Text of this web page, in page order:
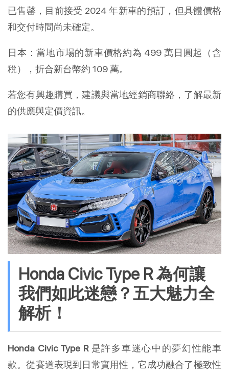
已售罄，目前接受 2024 年新車的預訂，但具體價格
和交付時間尚未確定。
日本：當地市場的新車價格約為 499 萬日圓起（含
稅），折合新台幣約 109 萬。
若您有興趣購買，建議與當地經銷商聯絡，了解最新
的供應與定價資訊。
Honda Civic Type R 為何讓
我們如此迷戀？五大魅力全
解析！
Honda Civic Type R是許多車迷心中的夢幻性能車
款。從賽道表現到日常實用性，它成功融合了極致性